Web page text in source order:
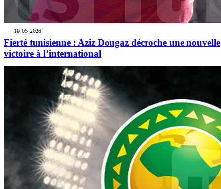
19-05-2026
Fierté tunisienne : Aziz Dougaz décroche une nouvelle
victoire à l’international